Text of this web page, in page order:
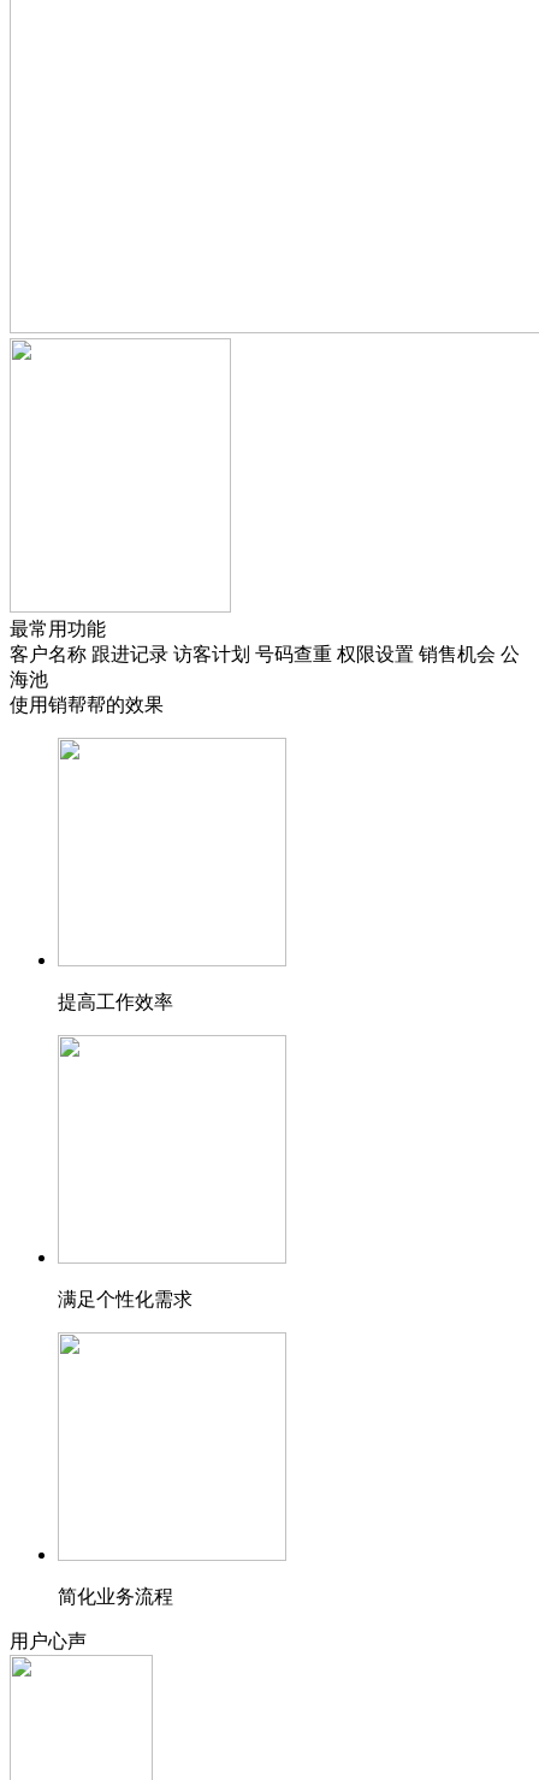
最常用功能
客户名称 跟进记录 访客计划 号码查重 权限设置 销售机会 公
海池
使用销帮帮的效果
提高工作效率
满足个性化需求
简化业务流程
用户心声